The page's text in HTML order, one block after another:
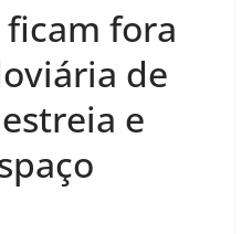
fora
de
e